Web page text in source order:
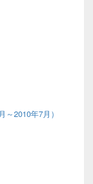
2010年7月）